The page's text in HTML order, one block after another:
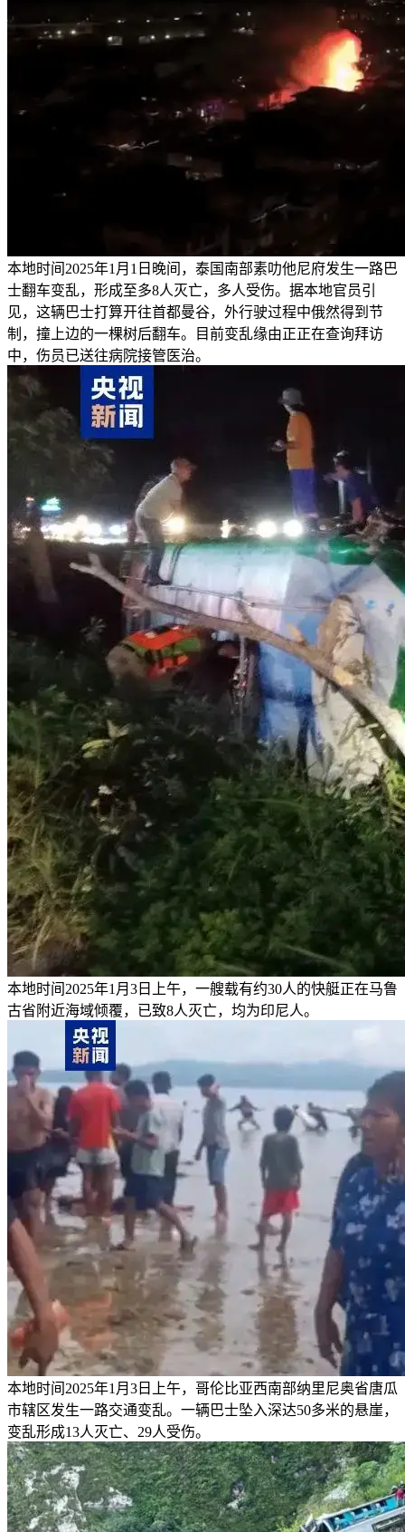
本地时间2025年1月1日晚间，泰国南部素叻他尼府发生一路巴
士翻车变乱，形成至多8人灭亡，多人受伤。据本地官员引
见，这辆巴士打算开往首都曼谷，外行驶过程中俄然得到节
制，撞上边的一棵树后翻车。目前变乱缘由正正在查询拜访
中，伤员已送往病院接管医治。
本地时间2025年1月3日上午，一艘载有约30人的快艇正在马鲁
古省附近海域倾覆，已致8人灭亡，均为印尼人。
本地时间2025年1月3日上午，哥伦比亚西南部纳里尼奥省唐瓜
市辖区发生一路交通变乱。一辆巴士坠入深达50多米的悬崖，
变乱形成13人灭亡、29人受伤。